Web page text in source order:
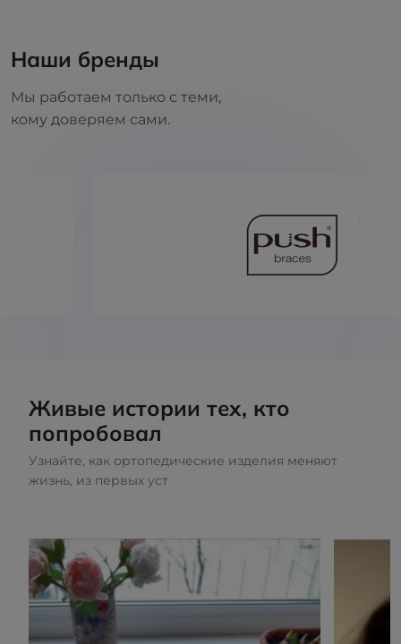
Наши бренды
Мы работаем только с теми,
кому доверяем сами.
Живые истории тех, кто
попробовал
Узнайте, как ортопедические изделия меняют
жизнь, из первых уст